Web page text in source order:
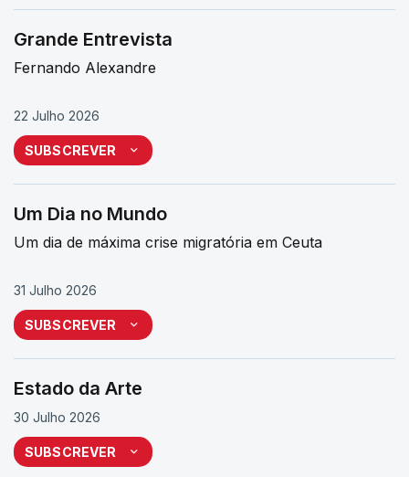
Grande Entrevista
Fernando Alexandre
22 Julho 2026
SUBSCREVER
Um Dia no Mundo
Um dia de máxima crise migratória em Ceuta
31 Julho 2026
SUBSCREVER
Estado da Arte
30 Julho 2026
SUBSCREVER